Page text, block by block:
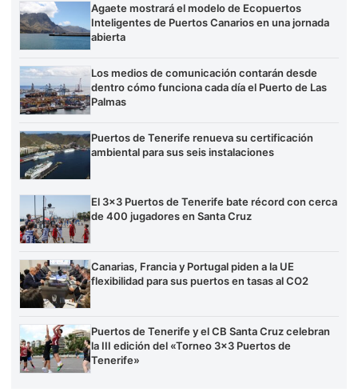
Agaete mostrará el modelo de Ecopuertos
Inteligentes de Puertos Canarios en una jornada
abierta
Los medios de comunicación contarán desde
dentro cómo funciona cada día el Puerto de Las
Palmas
Puertos de Tenerife renueva su certificación
ambiental para sus seis instalaciones
El 3×3 Puertos de Tenerife bate récord con cerca
de 400 jugadores en Santa Cruz
Canarias, Francia y Portugal piden a la UE
flexibilidad para sus puertos en tasas al CO2
Puertos de Tenerife y el CB Santa Cruz celebran
la III edición del «Torneo 3×3 Puertos de
Tenerife»